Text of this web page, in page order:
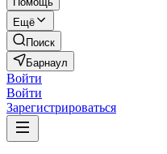
Ещё
Поиск
Барнаул
Войти
Войти
Зарегистрироваться